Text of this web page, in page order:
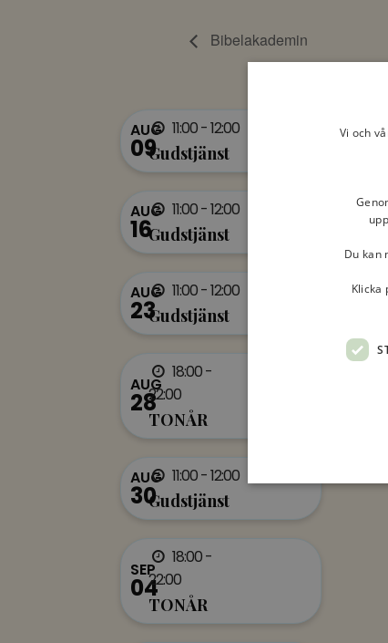
Bibelakademin
AUG
09Gudstjänst
11:00 - 12:00
AUG
16Gudstjänst
11:00 - 12:00
AUG
23Gudstjänst
11:00 - 12:00
AUG
28
TONÅR
18:00 -
22:00
AUG
30Gudstjänst
11:00 - 12:00
SEP
04
TONÅR
18:00 -
22:00
Vi och
Du kan
Klicka